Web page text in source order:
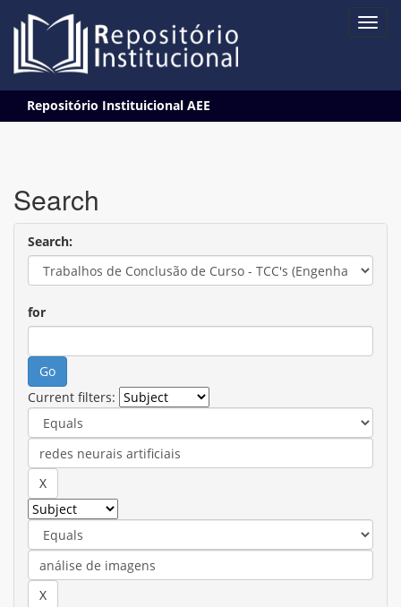
navigation
Repositório Instituicional AEE
Search
Search:
for
Current filters: